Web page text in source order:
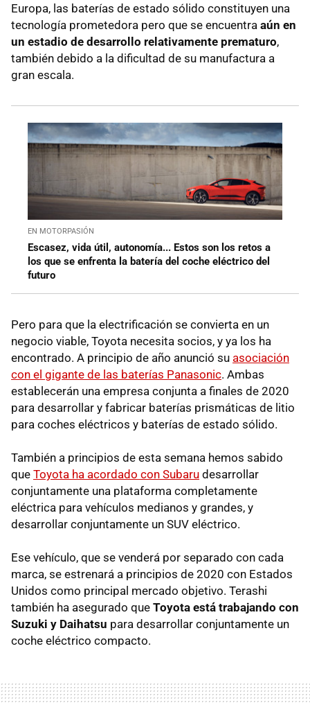
Europa, las baterías de estado sólido constituyen una
tecnología prometedora pero que se encuentra aún en
un estadio de desarrollo relativamente prematuro,
también debido a la dificultad de su manufactura a
gran escala.
EN MOTORPASIÓN
Escasez, vida útil, autonomía... Estos son los retos a
los que se enfrenta la batería del coche eléctrico del
futuro
Pero para que la electrificación se convierta en un
negocio viable, Toyota necesita socios, y ya los ha
encontrado. A principio de año anunció su asociación
con el gigante de las baterías Panasonic. Ambas
establecerán una empresa conjunta a finales de 2020
para desarrollar y fabricar baterías prismáticas de litio
para coches eléctricos y baterías de estado sólido.
También a principios de esta semana hemos sabido
que Toyota ha acordado con Subaru desarrollar
conjuntamente una plataforma completamente
eléctrica para vehículos medianos y grandes, y
desarrollar conjuntamente un SUV eléctrico.
Ese vehículo, que se venderá por separado con cada
marca, se estrenará a principios de 2020 con Estados
Unidos como principal mercado objetivo. Terashi
también ha asegurado que Toyota está trabajando con
Suzuki y Daihatsu para desarrollar conjuntamente un
coche eléctrico compacto.